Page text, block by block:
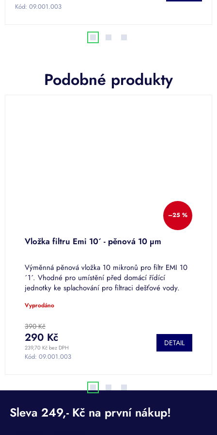
Kód: 09.001.003
Podobné produkty
–25 %
Vložka filtru Emi 10´ - pěnová 10 µm
Výměnná pěnová vložka 10 mikronů pro filtr EMI 10
´1´. Vhodné pro umístění před domácí řídící
jednotky ke splachování pro filtraci dešťové vody.
Vyprodáno
390 Kč
239,70 Kč bez DPH
290 Kč DETAIL
Kód: 09.001.003